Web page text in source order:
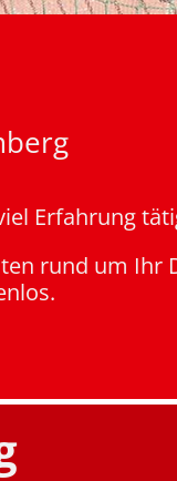
Erfahrung
rund um Ihr